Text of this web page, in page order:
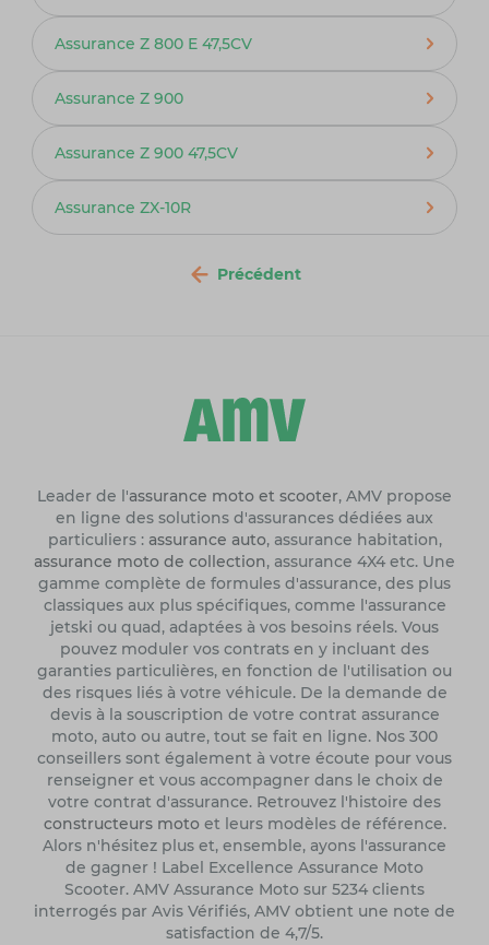
Assurance Z 800 E 47,5CV
Assurance Z 900
Assurance Z 900 47,5CV
Assurance ZX-10R
Précédent
Leader de l'assurance moto et scooter, AMV propose
en ligne des solutions d'assurances dédiées aux
particuliers : assurance auto, assurance habitation,
assurance moto de collection, assurance 4X4 etc. Une
gamme complète de formules d'assurance, des plus
classiques aux plus spécifiques, comme l'assurance
jetski ou quad, adaptées à vos besoins réels. Vous
pouvez moduler vos contrats en y incluant des
garanties particulières, en fonction de l'utilisation ou
des risques liés à votre véhicule. De la demande de
devis à la souscription de votre contrat assurance
moto, auto ou autre, tout se fait en ligne. Nos 300
conseillers sont également à votre écoute pour vous
renseigner et vous accompagner dans le choix de
votre contrat d'assurance. Retrouvez l'histoire des
constructeurs motoet leurs modèles de référence.
Alors n'hésitez plus et, ensemble, ayons l'assurance
de gagner ! Label Excellence Assurance Moto
Scooter. AMV Assurance Moto sur 5234 clients
interrogés par Avis Vérifiés, AMV obtient une note de
satisfaction de 4,7/5.